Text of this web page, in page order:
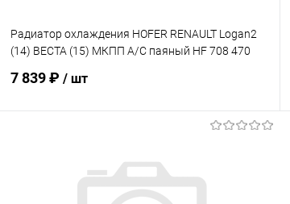
Радиатор охлаждения HOFER RENAULT Logan2
(14) ВЕСТА (15) МКПП А/С паяный HF 708 470
7 839 ₽ / шт
Купить в 1 клик Сравнение